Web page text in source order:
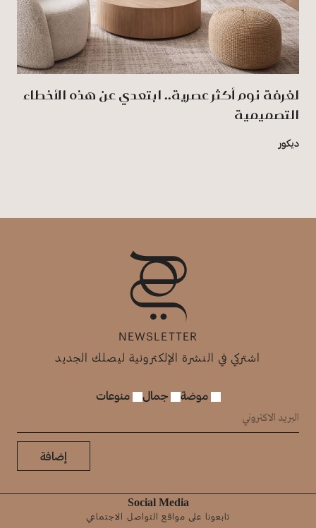
لغرفة نوم أكثر عصرية.. ابتعدي عن هذه الأخطاء
التصميمية
ديكور
NEWSLETTER
اشتركي في النشرة الإلكترونية ليصلك الجديد
موضة جمال منوعات
إضافة
Social Media
تابعونا على مواقع التواصل الاجتماعي